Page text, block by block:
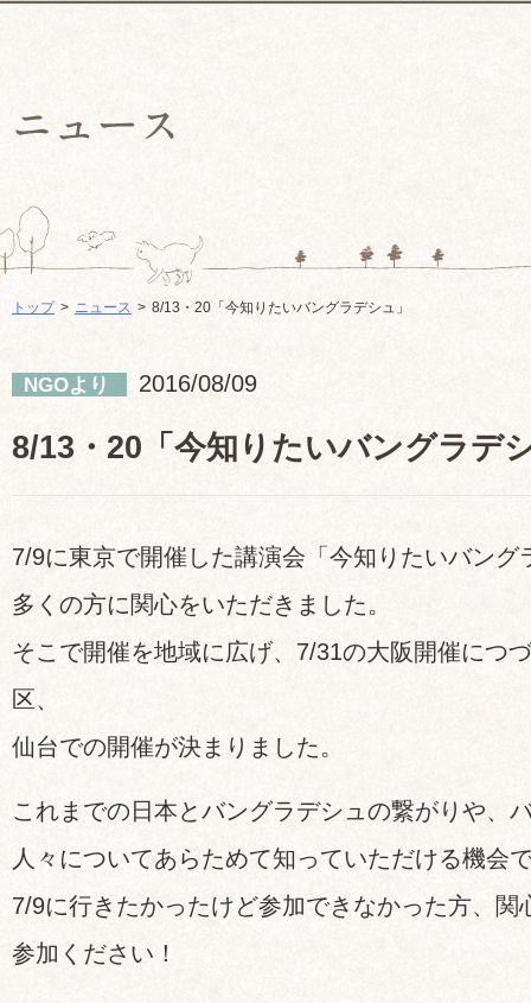
トップ ニュース 8/13・20「今知りたいバングラデシュ」
NGOより 2016/08/09
8/13・20「今知りたいバングラデ
7/9に東京で開催した講演会「今知りたいバング
多くの方に関心をいただきました。
そこで開催を地域に広げ、7/31の大阪開催につ
区、
仙台での開催が決まりました。
これまでの日本とバングラデシュの繋がりや、
人々についてあらためて知っていただける機会
7/9に行きたかったけど参加できなかった方、関
参加ください！